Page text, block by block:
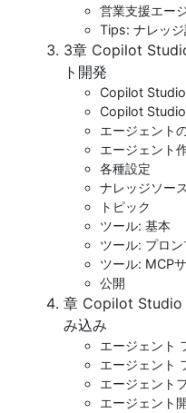
営業支援エー
Tips: ナレッ
3章 Copilot
ト開発
Copilot Studio
Copilot Studio
エージェント
エージェント
各種設定
ナレッジソース
トピック
ツール: 基本
ツール: プロ
ツール: MCP
公開
章 Copilot Studio
み込み
エージェント
エージェント
エージェント
エージェント